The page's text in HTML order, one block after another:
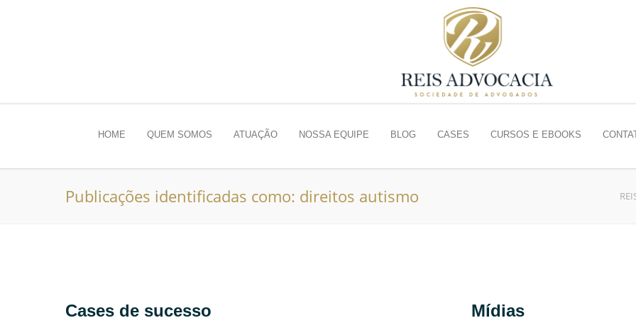
HOME QUEM SOMOS ATUAÇÃO NOSSA EQUIPE BLOG CASES CURSOS E EBOOKS
Publicações identificadas como: direitos autismo
Cases de sucesso Mídias